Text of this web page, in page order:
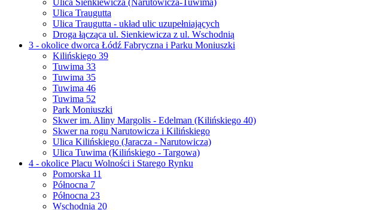
Ulica Traugutta
Ulica Traugutta - układ ulic uzupełniających
Droga łącząca ul. Sienkiewicza z ul. Wschodnią
3 - okolice dworca Łódź Fabryczna i Parku Moniuszki
Kilińskiego 39
Tuwima 33
Tuwima 35
Tuwima 46
Tuwima 52
Park Moniuszki
Skwer im. Aliny Margolis - Edelman (Kilińskiego 40)
Skwer na rogu Narutowicza i Kilińskiego
Ulica Kilińskiego (Jaracza - Narutowicza)
Ulica Tuwima (Kilińskiego - Targowa)
4 - okolice Placu Wolności i Starego Rynku
Pomorska 11
Północna 7
Północna 23
Wschodnia 20